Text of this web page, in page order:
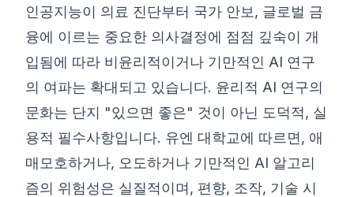
인공지능이 의료 진단부터 국가 안보, 글로벌 금
융에 이르는 중요한 의사결정에 점점 깊숙이 개
입됨에 따라 비윤리적이거나 기만적인 AI 연구
의 여파는 확대되고 있습니다. 윤리적 AI 연구의
문화는 단지 "있으면 좋은" 것이 아닌 도덕적, 실
용적 필수사항입니다. 유엔 대학교에 따르면, 애
매모호하거나, 오도하거나 기만적인 AI 알고리
즘의 위험성은 실질적이며, 편향, 조작, 기술 시